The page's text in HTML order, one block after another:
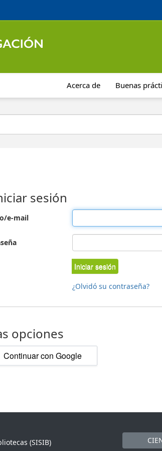
Acerca de Buenas
sesión
e-mail
Iniciar sesión
¿Olvidó su contraseña?
opciones
Continuar con Google
(SISIB)